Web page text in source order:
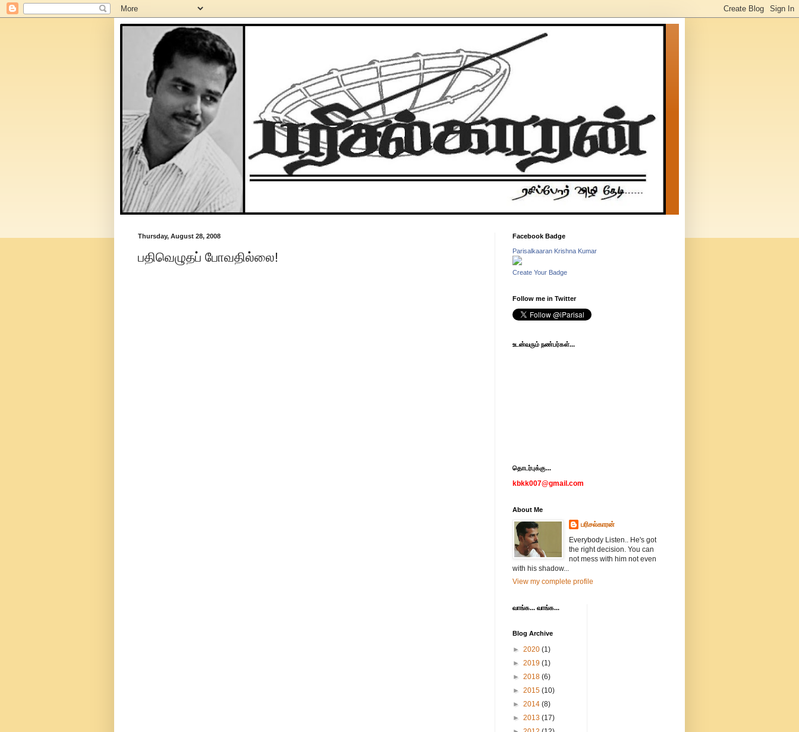
Thursday, August 28, 2008
பதிவெழுதப் போவதில்லை!
Facebook Badge
Parisalkaaran Krishna Kumar
Create Your Badge
Follow me in Twitter
உடன்வரும் நண்பர்கள்...
தொடர்புக்கு...
kbkk007@gmail.com
About Me
பரிசல்காரன்
Everybody Listen.. He's got
the right decision. You can
not mess with him not even
with his shadow...
View my complete profile
வாங்க... வாங்க...
Blog Archive
► 2020 (1)
► 2019 (1)
► 2018 (6)
► 2015 (10)
► 2014 (8)
► 2013 (17)